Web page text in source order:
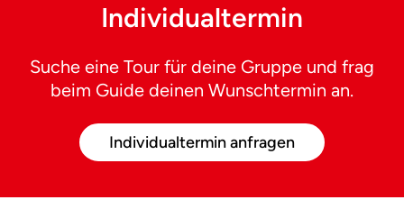
Individualtermin
Suche eine Tour für deine Gruppe und frag
beim Guide deinen Wunschtermin an.
Individualtermin anfragen